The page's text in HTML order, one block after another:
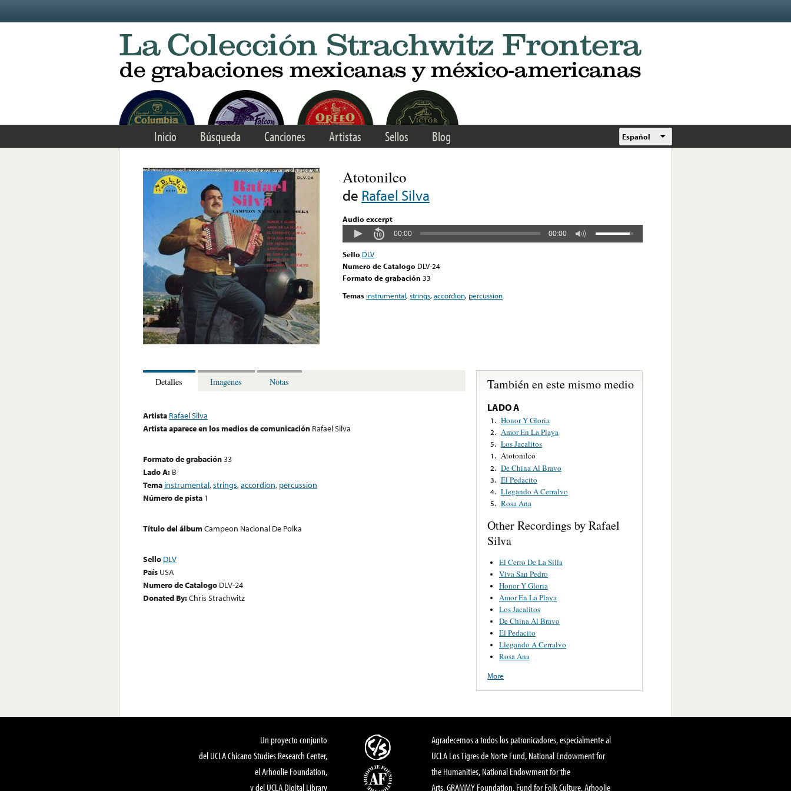
Inicio Búsqueda Canciones Artistas Sellos Blog Español
Atotonilco
de Rafael Silva
Audio excerpt
00:00 00:00
Sello DLV
Numero de Catalogo DLV-24
Formato de grabación 33
Temas instrumental,strings,accordion, percussion
Detalles Imagenes Notas
Artista Rafael Silva
Artista aparece en los medios de comunicación Rafael Silva
Formato de grabación33
Lado A: B
Tema instrumental,strings,accordion, percussion
Número de pista 1
Título del álbumCampeon Nacional De Polka
Sello DLV
País USA
Numero de Catalogo DLV-24
Donated By:Chris Strachwitz
También en este mismo medio
LADO A
1. Honor Y Gloria
2. Amor En La Playa
5. Los Jacalitos
1. Atotonilco
2. De China Al Bravo
3. El Pedacito
4. Llegando A Cerralvo
5. Rosa Ana
Other Recordings by Rafael
Silva
El Cerro De La Silla
Viva San Pedro
Honor Y Gloria
Amor En La Playa
Los Jacalitos
De China Al Bravo
El Pedacito
Llegando A Cerralvo
Rosa Ana
More
Un proyecto conjunto
del UCLA Chicano Studies Research Center,
el Arhoolie Foundation,
y del UCLA Digital Library
Agradecemos a todos los patronicadores, especialmente al
UCLA Los Tigres de Norte Fund, National Endowment for
the Humanities, National Endowment for the
Arts, GRAMMY Foundation, Fund for Folk Culture, Arhoolie